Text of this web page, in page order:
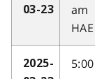
03-23
am
HAE
2025-
5:00